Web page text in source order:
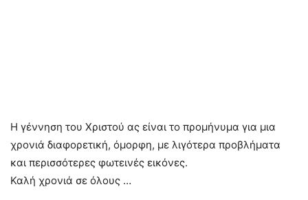
Η γέννηση του Χριστού ας είναι το προμήνυμα για μια
χρονιά διαφορετική, όμορφη, με λιγότερα προβλήματα
και περισσότερες φωτεινές εικόνες.
Καλή χρονιά σε όλους …